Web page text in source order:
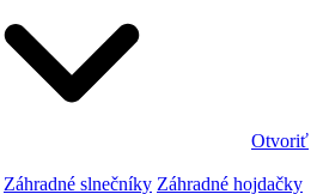
Otvoriť
Záhradné slnečníky Záhradné hojdačky